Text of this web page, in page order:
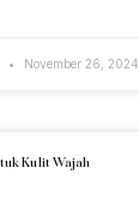
November 26, 2024
Kulit Wajah